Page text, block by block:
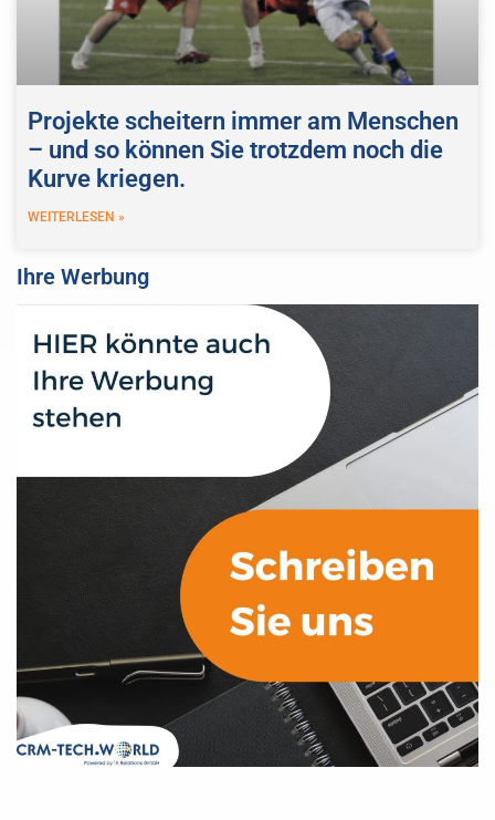
Projekte scheitern immer am Menschen
– und so können Sie trotzdem noch die
Kurve kriegen.
WEITERLESEN »
Ihre Werbung